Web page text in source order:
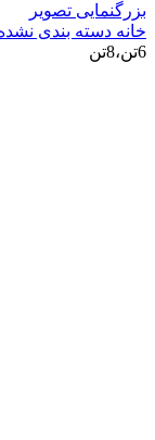
بزرگنمایی تصویر
خانه دسته بندی
6تن،8تن